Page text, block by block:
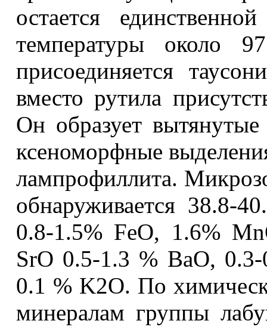
остается
температуры около
присоединяется
вместо рутила
Он образует
ксеноморфные
лампрофиллита.
обнаруживается 38.8-
0.8-1.5% FeO, 1.6%
SrO 0.5-1.3 % BaO,
0.1 % K2O. По
минералам группы